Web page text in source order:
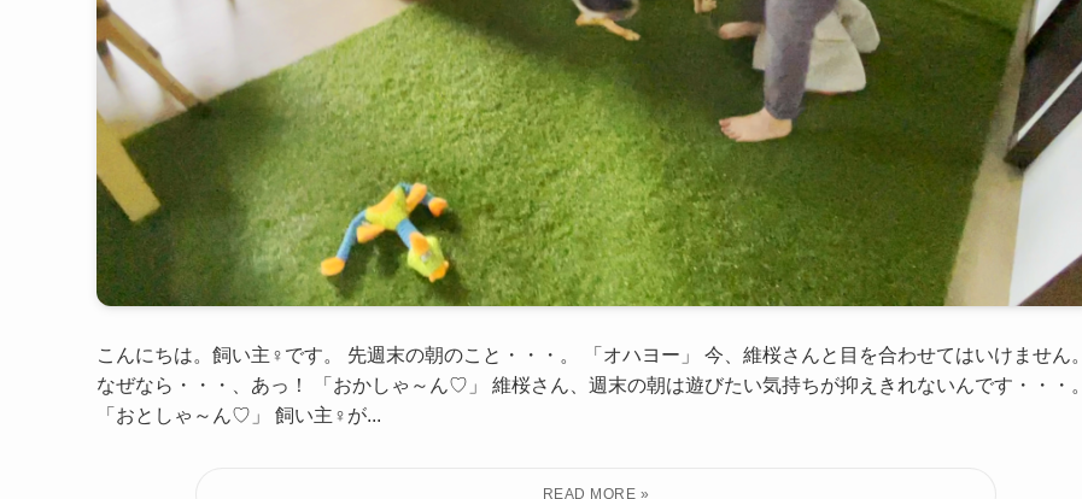
こんにちは。飼い主♀です。 先週末の朝のこと・・・。 「オハヨー」 今、維桜さんと目を合わせてはいけません。
なぜなら・・・、あっ！ 「おかしゃ～ん♡」 維桜さん、週末の朝は遊びたい気持ちが抑えきれないんです・・・。
「おとしゃ～ん♡」 飼い主♀が...